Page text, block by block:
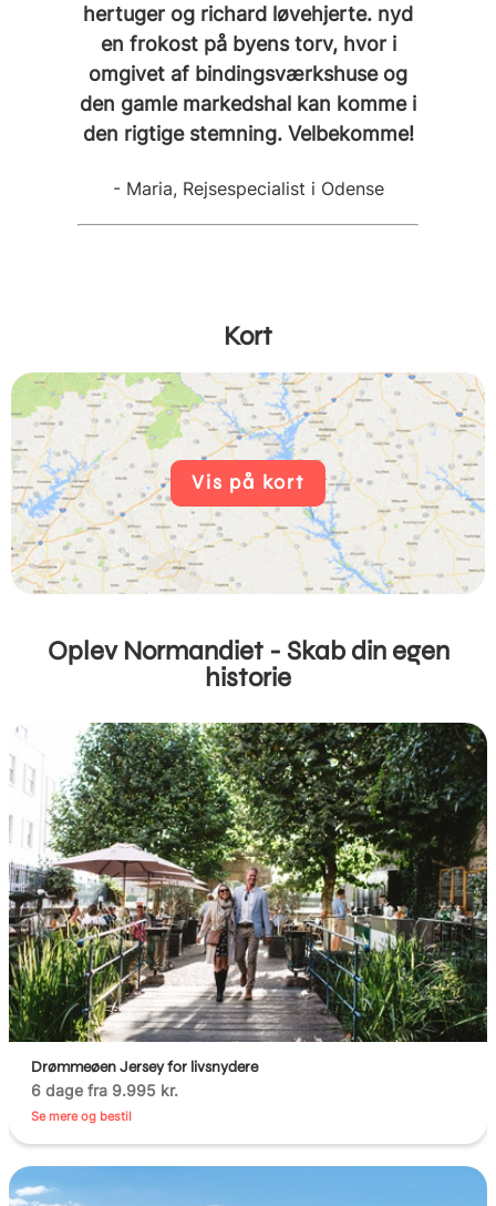
hertuger og richard løvehjerte. nyd
en frokost på byens torv, hvor i
omgivet af bindingsværkshuse og
den gamle markedshal kan komme i
den rigtige stemning. Velbekomme!
- Maria, Rejsespecialist i Odense
Kort
Vis på kort
Oplev Normandiet - Skab din egen
historie
Drømmeøen Jersey for livsnydere
6 dage fra 9.995 kr.
Se mere og bestil